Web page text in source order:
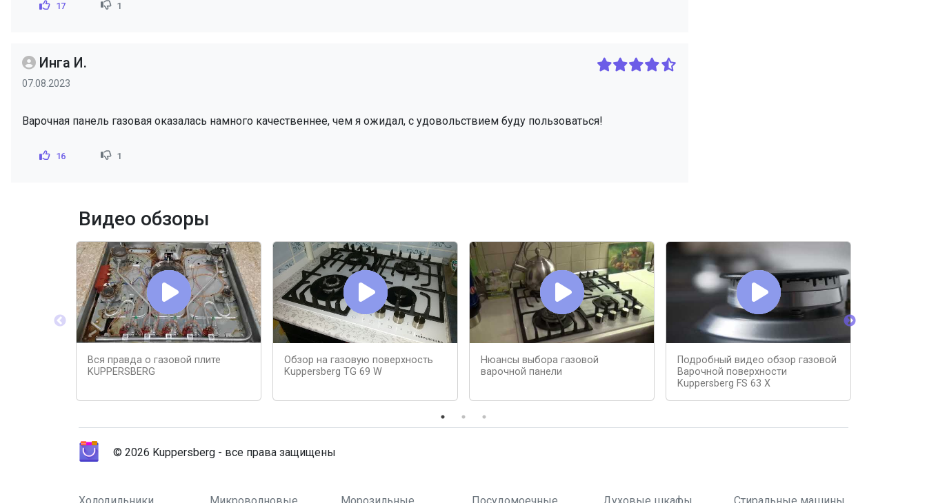
17 1
Инга И.
07.08.2023
Варочная панель газовая оказалась намного качественнее, чем я ожидал, с удовольствием буду пользоваться!
16 1
Видео обзоры
Вся правда о газовой плите
KUPPERSBERG
Обзор на газовую поверхность
Kuppersberg TG 69 W
Нюансы выбора газовой
варочной панели
Подробный видео обзор газовой
Варочной поверхности
Kuppersberg FS 63 X
© 2026 Kuppersberg - все права защищены